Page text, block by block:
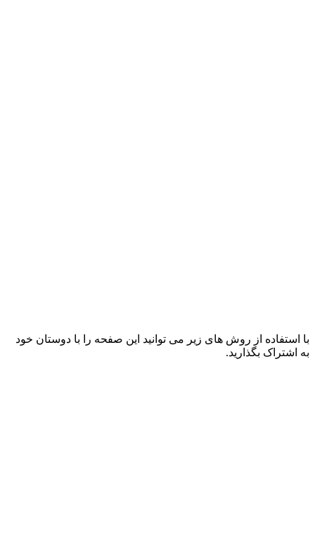
با استفاده از روش های زیر می توانید این صفحه را با دوستان خود
به اشتراک بگذارید.